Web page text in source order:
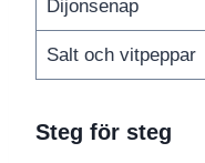
Dijonsenap
Salt och vitpeppar
Steg för steg